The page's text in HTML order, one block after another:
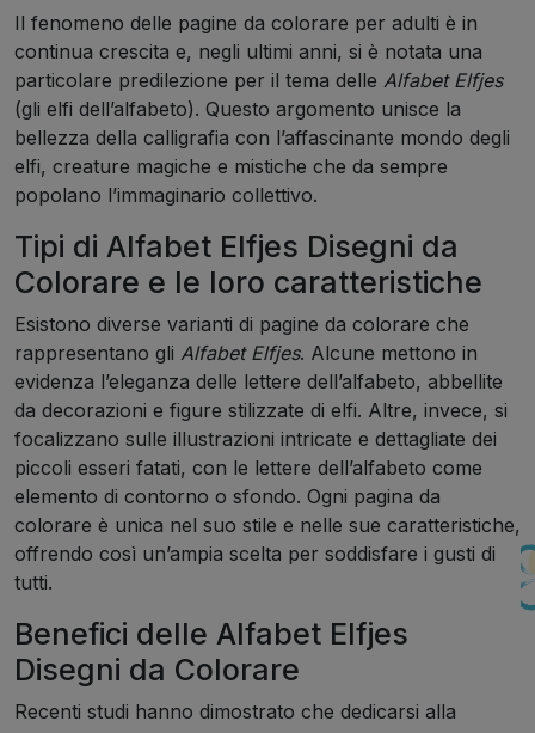
Il fenomeno delle pagine da colorare per adulti è in
continua crescita e, negli ultimi anni, si è notata una
particolare predilezione per il tema delle Alfabet Elfjes
(gli elfi dell’alfabeto). Questo argomento unisce la
bellezza della calligrafia con l’affascinante mondo degli
elfi, creature magiche e mistiche che da sempre
popolano l’immaginario collettivo.
Tipi di Alfabet Elfjes Disegni da
Colorare e le loro caratteristiche
Esistono diverse varianti di pagine da colorare che
rappresentano gli Alfabet Elfjes. Alcune mettono in
evidenza l’eleganza delle lettere dell’alfabeto, abbellite
da decorazioni e figure stilizzate di elfi. Altre, invece, si
focalizzano sulle illustrazioni intricate e dettagliate dei
piccoli esseri fatati, con le lettere dell’alfabeto come
elemento di contorno o sfondo. Ogni pagina da
colorare è unica nel suo stile e nelle sue caratteristiche,
offrendo così un’ampia scelta per soddisfare i gusti di
tutti.
Benefici delle Alfabet Elfjes
Disegni da Colorare
Recenti studi hanno dimostrato che dedicarsi alla